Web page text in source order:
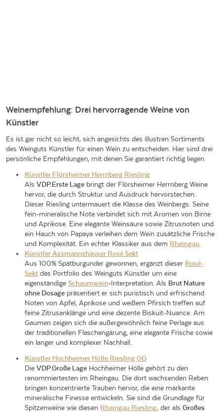
Weinempfehlung: Drei hervorragende Weine von
Künstler
Es ist gar nicht so leicht, sich angesichts des illustren Sortiments
des Weinguts Künstler für einen Wein zu entscheiden. Hier sind drei
persönliche Empfehlungen, mit denen Sie garantiert richtig liegen.
Künstler Flörsheimer Herrnberg Riesling
Als VDP.Erste Lage bringt der Flörsheimer Herrnberg Weine
hervor, die durch Struktur und Ausdruck hervorstechen.
Dieser Riesling untermauert die Klasse des Weinbergs. Seine
fein-mineralische Note verbindet sich mit Aromen von Birne
und Aprikose. Eine elegante Weinsäure sowie Zitrusnoten und
ein Hauch von Papaya verleihen dem Wein zusätzliche Frische
und Komplexität. Ein echter Klassiker aus dem Rheingau
Künstler Assmannshäuser Rosé Sekt
Aus 100% Spätburgunder gewonnen, ergänzt dieser Rosé-
Sekt das Portfolio des Weinguts Künstler um eine
eigenständige Schaumwein-Interpretation. Als Brut Nature
ohne Dosage präsentiert er sich puristisch und erfrischend.
Noten von Apfel, Aprikose und weißem Pfirsich treffen auf
feine Zitrusanklänge und eine dezente Biskuit-Nuance. Am
Gaumen zeigen sich die außergewöhnlich feine Perlage aus
der traditionellen Flaschengärung, eine elegante Frische sowie
ein langer und komplexer Nachhall.
Künstler Hochheimer Hölle Riesling GG
Die VDP.Große Lage Hochheimer Hölle gehört zu den
renommiertesten im Rheingau. Die dort wachsenden Reben
bringen konzentrierte Trauben hervor, die eine markante
mineralische Finesse entwickeln. Sie sind die Grundlage für
Spitzenweine wie diesen Rheingau Riesling, der als Großes